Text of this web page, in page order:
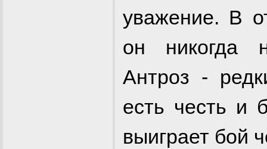
уважение. В
он никогда
Антроз -
есть честь и
выиграет бой